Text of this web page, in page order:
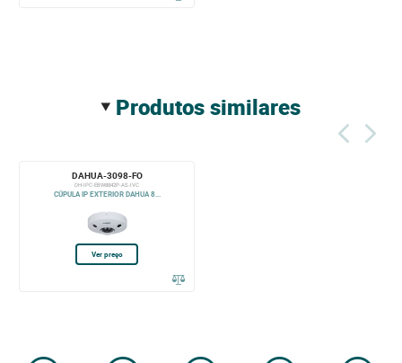
produtos similares
DAHUA-3098-FO
DH-IPC-EBW8842P-AS-IVC
CÚPULA IP EXTERIOR DAHUA 8...
Ver preço